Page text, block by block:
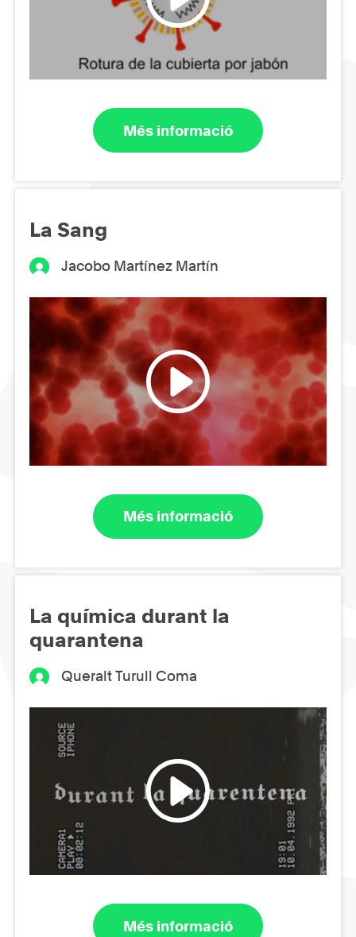
Més informació
La Sang
Jacobo Martínez Martín
Més informació
La química durant la
quarantena
Queralt Turull Coma
Més informació